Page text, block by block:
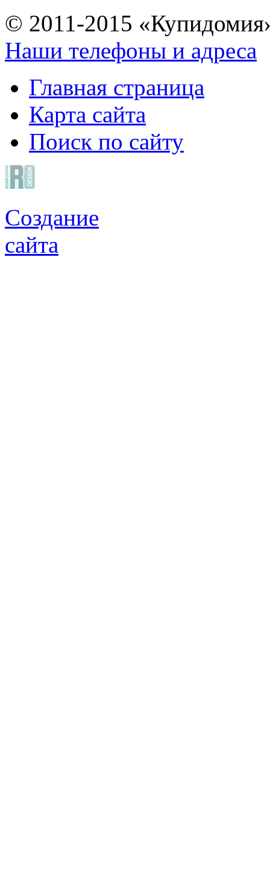
© 2011-2015
Наши телефоны и адреса
Главная страница
Карта сайта
Поиск по сайту
Создание
сайта